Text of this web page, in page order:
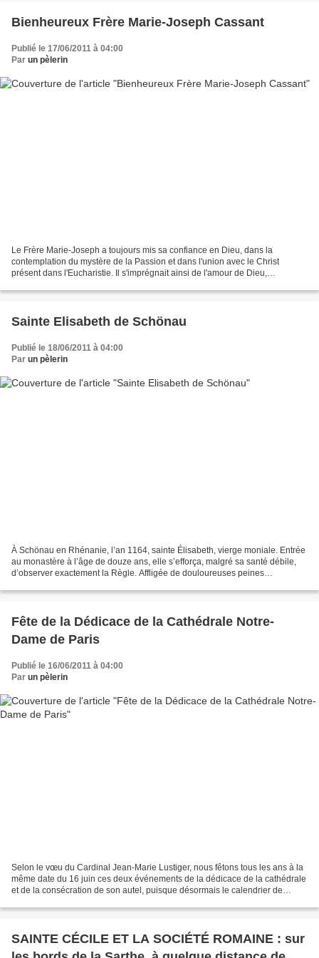
Bienheureux Frère Marie-Joseph Cassant
Publié le 17/06/2011 à 04:00
Par un pèlerin
Le Frère Marie-Joseph a toujours mis sa confiance en Dieu, dans la
contemplation du mystère de la Passion et dans l'union avec le Christ
présent dans l'Eucharistie. Il s'imprégnait ainsi de l'amour de Dieu,
Sainte Elisabeth de Schönau
Publié le 18/06/2011 à 04:00
Par un pèlerin
À Schönau en Rhénanie, l’an 1164, sainte Élisabeth, vierge moniale. Entrée
au monastère à l’âge de douze ans, elle s’efforça, malgré sa santé débile,
d’observer exactement la Règle. Affligée de douloureuses peines
Fête de la Dédicace de la Cathédrale Notre-
Dame de Paris
Publié le 16/06/2011 à 04:00
Par un pèlerin
Selon le vœu du Cardinal Jean-Marie Lustiger, nous fêtons tous les ans à la
même date du 16 juin ces deux événements de la dédicace de la cathédrale
et de la consécration de son autel, puisque désormais le calendrier de
SAINTE CÉCILE ET LA SOCIÉTÉ ROMAINE : sur